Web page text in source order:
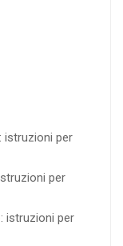
istruzioni per
per
istruzioni per